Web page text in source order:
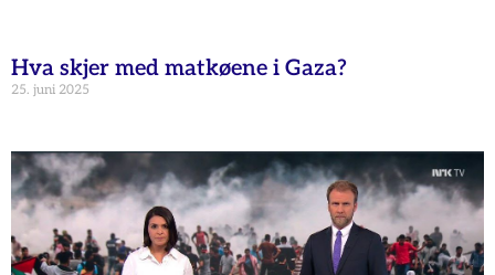
Hva skjer med matkøene i Gaza?
25. juni 2025